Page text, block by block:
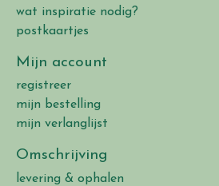
wat inspiratie nodig?
postkaartjes
Mijn account
registreer
mijn bestelling
mijn verlanglijst
Omschrijving
levering & ophalen